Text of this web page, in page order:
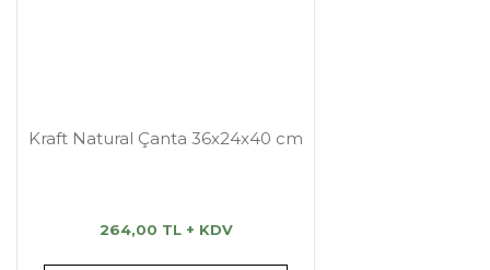
Kraft Natural Çanta 36x24x40 cm
264,00 TL + KDV